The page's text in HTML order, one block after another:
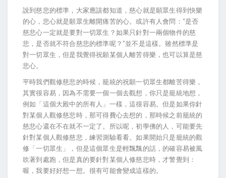
說到慈悲的標準，大家應該都知道，慈心就是願眾生得到快樂
的心，悲心就是願眾生離開痛苦的心。或許有人會問：“是否
慈悲心一定就是要對一切眾生？如果只針對一兩個物件的慈
悲，是否就不符合慈悲的標準呢？”並不是這樣。雖然標準是
對一切眾生，但是我覺得祝願某個人離苦得樂，也可以算是慈
悲心。
平時我們觀修慈悲的時候，籠統的祝願一切眾生都離苦得樂，
其實很容易，因為不需要一個一個去觀想，你只是籠統地想，
例如「這個大殿中的所有人」一樣，這很容易。但是如果你針
對某個人觀修慈悲時，那可得費心去想的，那時候之前籠統的
慈悲心還在不在就不一定了。所以呢，初學佛的人，可能要先
針對某個人觀修慈悲，練習測驗看看。如果開始只是籠統的觀
修「一切眾生」，但是這個眾生是輕飄飄的話，的確容易被風
吹著到處跑，但是真的要針對某個人修慈悲時，才警覺到：
喔，我要好好想一想。很有可能會變成這樣的。